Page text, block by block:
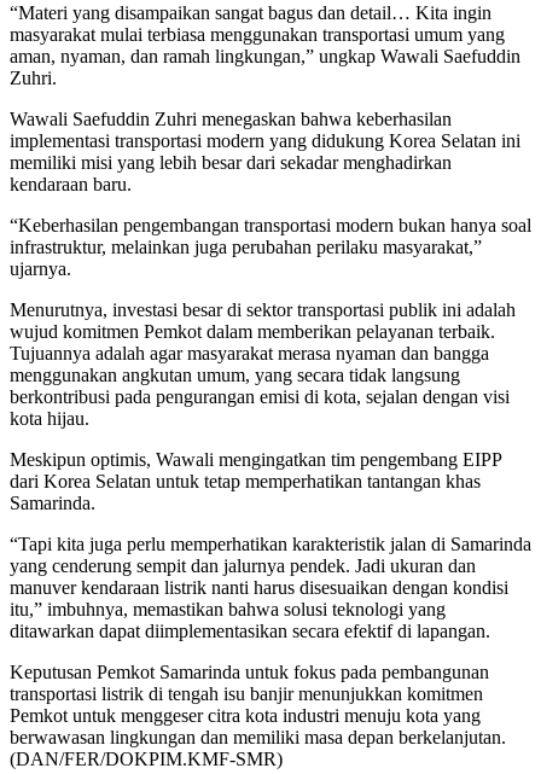
“Materi yang disampaikan sangat bagus dan detail… Kita ingin
masyarakat mulai terbiasa menggunakan transportasi umum yang
aman, nyaman, dan ramah lingkungan,” ungkap Wawali Saefuddin
Zuhri.
Wawali Saefuddin Zuhri menegaskan bahwa keberhasilan
implementasi transportasi modern yang didukung Korea Selatan ini
memiliki misi yang lebih besar dari sekadar menghadirkan
kendaraan baru.
“Keberhasilan pengembangan transportasi modern bukan hanya soal
infrastruktur, melainkan juga perubahan perilaku masyarakat,”
ujarnya.
Menurutnya, investasi besar di sektor transportasi publik ini adalah
wujud komitmen Pemkot dalam memberikan pelayanan terbaik.
Tujuannya adalah agar masyarakat merasa nyaman dan bangga
menggunakan angkutan umum, yang secara tidak langsung
berkontribusi pada pengurangan emisi di kota, sejalan dengan visi
kota hijau.
Meskipun optimis, Wawali mengingatkan tim pengembang EIPP
dari Korea Selatan untuk tetap memperhatikan tantangan khas
Samarinda.
“Tapi kita juga perlu memperhatikan karakteristik jalan di Samarinda
yang cenderung sempit dan jalurnya pendek. Jadi ukuran dan
manuver kendaraan listrik nanti harus disesuaikan dengan kondisi
itu,” imbuhnya, memastikan bahwa solusi teknologi yang
ditawarkan dapat diimplementasikan secara efektif di lapangan.
Keputusan Pemkot Samarinda untuk fokus pada pembangunan
transportasi listrik di tengah isu banjir menunjukkan komitmen
Pemkot untuk menggeser citra kota industri menuju kota yang
berwawasan lingkungan dan memiliki masa depan berkelanjutan.
(DAN/FER/DOKPIM.KMF-SMR)